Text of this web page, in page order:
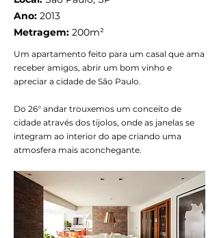
Ano: 2013
Metragem: 200m²
Um apartamento feito para um casal que ama
receber amigos, abrir um bom vinho e
apreciar a cidade de São Paulo.
Do 26° andar trouxemos um conceito de
cidade através dos tijolos, onde as janelas se
integram ao interior do ape criando uma
atmosfera mais aconchegante.